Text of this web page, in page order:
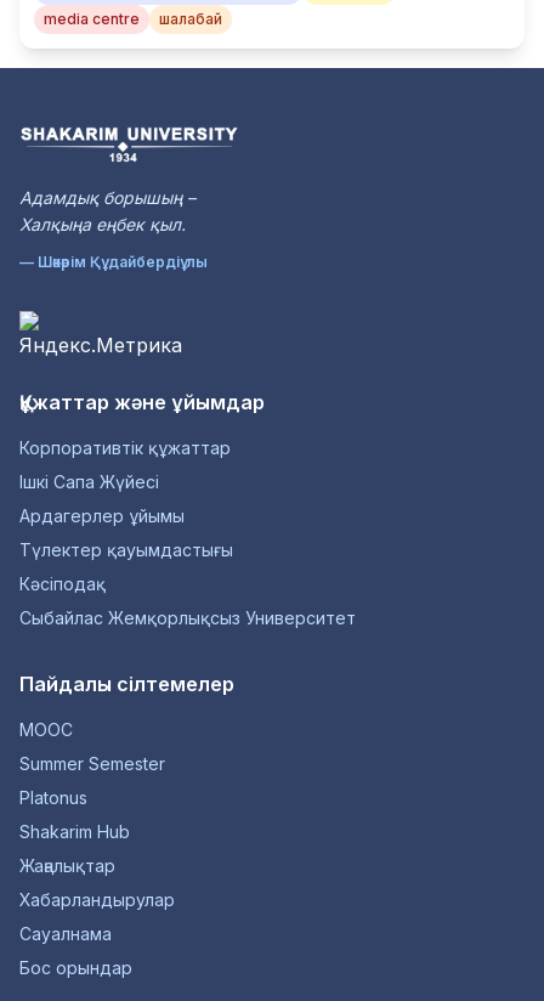
media centre
шалабай
Адамдық борышың –
Халқыңа еңбек қыл.
— Шәкәрім Құдайбердіұлы
Құжаттар және ұйымдар
Корпоративтік құжаттар
Ішкі Сапа Жүйесі
Ардагерлер ұйымы
Түлектер қауымдастығы
Кәсіподақ
Сыбайлас Жемқорлықсыз Университет
Пайдалы сілтемелер
MOOC
Summer Semester
Platonus
Shakarim Hub
Жаңалықтар
Хабарландырулар
Сауалнама
Бос орындар